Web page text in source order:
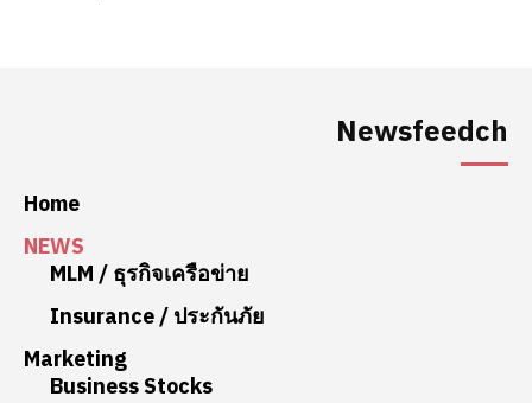
Newsfeedch
Home
NEWS
MLM / ธุรกิจเครือข่าย
Insurance / ประกันภัย
Marketing
Business Stocks